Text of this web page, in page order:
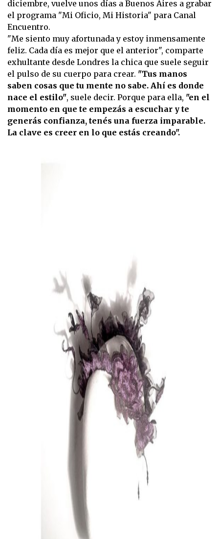
diciembre, vuelve unos días a Buenos Aires a grabar
el programa "Mi Oficio, Mi Historia" para Canal
Encuentro.
"Me siento muy afortunada y estoy inmensamente
feliz. Cada día es mejor que el anterior", comparte
exhultante desde Londres la chica que suele seguir
el pulso de su cuerpo para crear. "Tus manos
saben cosas que tu mente no sabe. Ahí es donde
nace el estilo", suele decir. Porque para ella, "en el
momento en que te empezás a escuchar y te
generás confianza, tenés una fuerza imparable.
La clave es creer en lo que estás creando".